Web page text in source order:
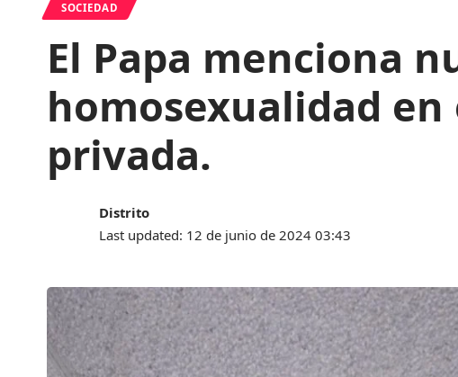
SOCIEDAD
El Papa menciona
homosexualidad
privada.
Last updated: 12 de junio de 2024 03:43
Distrito